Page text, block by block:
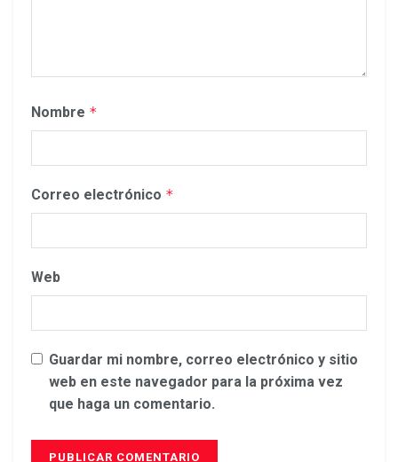
Nombre *
Correo electrónico *
Web
Guardar mi nombre, correo electrónico y sitio
web en este navegador para la próxima vez
que haga un comentario.